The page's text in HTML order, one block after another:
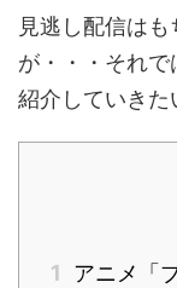
見逃し配信は
が・・・それ
紹介していきた
1
アニメ「